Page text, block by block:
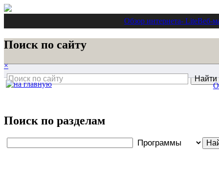
Обзор интернета- LiteВеб-
Поиск по сайту
×
Поиск по разделам